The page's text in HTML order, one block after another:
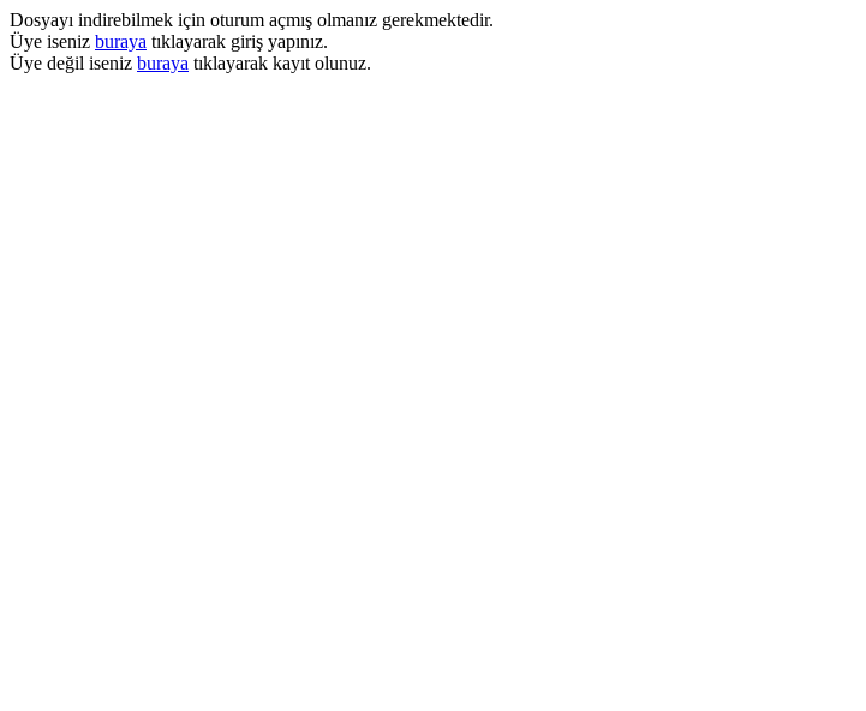
Dosyayı indirebilmek için oturum açmış olmanız gerekmektedir.
Üye iseniz buraya tıklayarak giriş yapınız.
Üye değil iseniz buraya tıklayarak kayıt olunuz.